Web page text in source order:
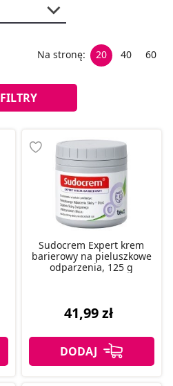
Na stronę: 20 40 60
FILTRY
Sudocrem Expert krem
barierowy na pieluszkowe
odparzenia, 125 g
41,99 zł